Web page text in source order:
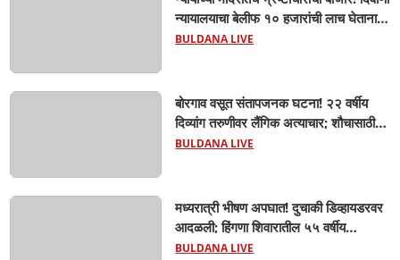
न्यायालयाचा बेलीफ १० हजारांची लाच घेताना
एसीबीच्या जाळ्यात; मेहकरात खळबळ!
BULDANA LIVE
बोरगाव वसूत संतापजनक घटना! २२ वर्षीय
दिव्यांग तरुणीवर लैंगिक अत्याचार; शौचासाठी
गेलेल्या तरुणीचा पाठलाग करून अत्याचाराचा
BULDANA LIVE
मध्यरात्री भीषण अपघात! दुचाकी डिव्हायडरवर
आदळली; हिंगणा शिवारातील ५५ वर्षीय
शेतकऱ्याचा जागीच मृत्यू! खांडवी–हिंगणा मार्गावर
BULDANA LIVE